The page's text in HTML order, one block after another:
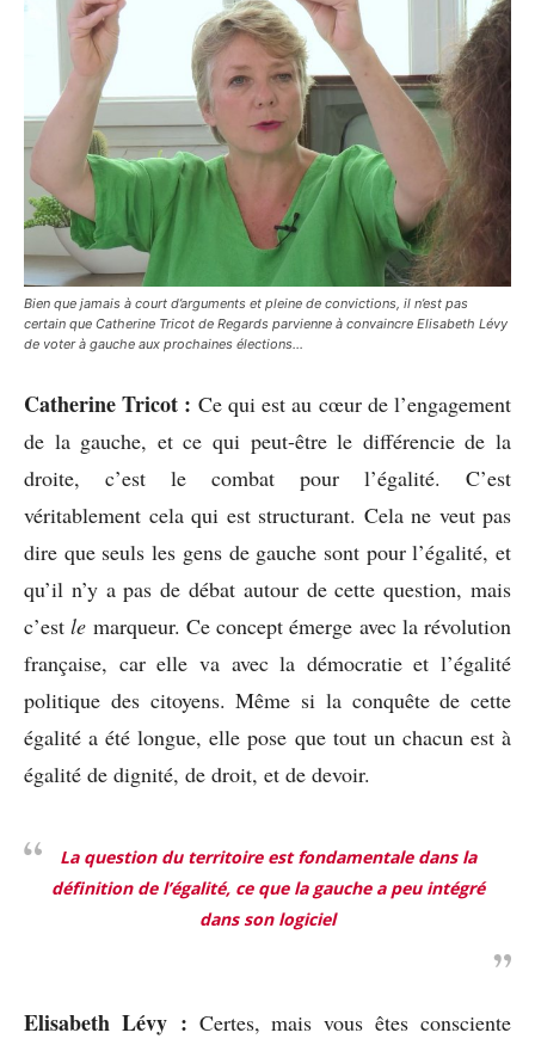
Bien que jamais à court d’arguments et pleine de convictions, il n’est pas
certain que Catherine Tricot de Regards parvienne à convaincre Elisabeth Lévy
de voter à gauche aux prochaines élections…
Catherine Tricot : Ce qui est au cœur de l’engagement
de la gauche, et ce qui peut-être le différencie de la
droite, c’est le combat pour l’égalité. C’est
véritablement cela qui est structurant. Cela ne veut pas
dire que seuls les gens de gauche sont pour l’égalité, et
qu’il n’y a pas de débat autour de cette question, mais
c’estle marqueur. Ce concept émerge avec la révolution
française, car elle va avec la démocratie et l’égalité
politique des citoyens. Même si la conquête de cette
égalité a été longue, elle pose que tout un chacun est à
égalité de dignité, de droit, et de devoir.
La question du territoire est fondamentale dans la
définition de l’égalité, ce que la gauche a peu intégré
dans son logiciel
Elisabeth Lévy : Certes, mais vous êtes consciente